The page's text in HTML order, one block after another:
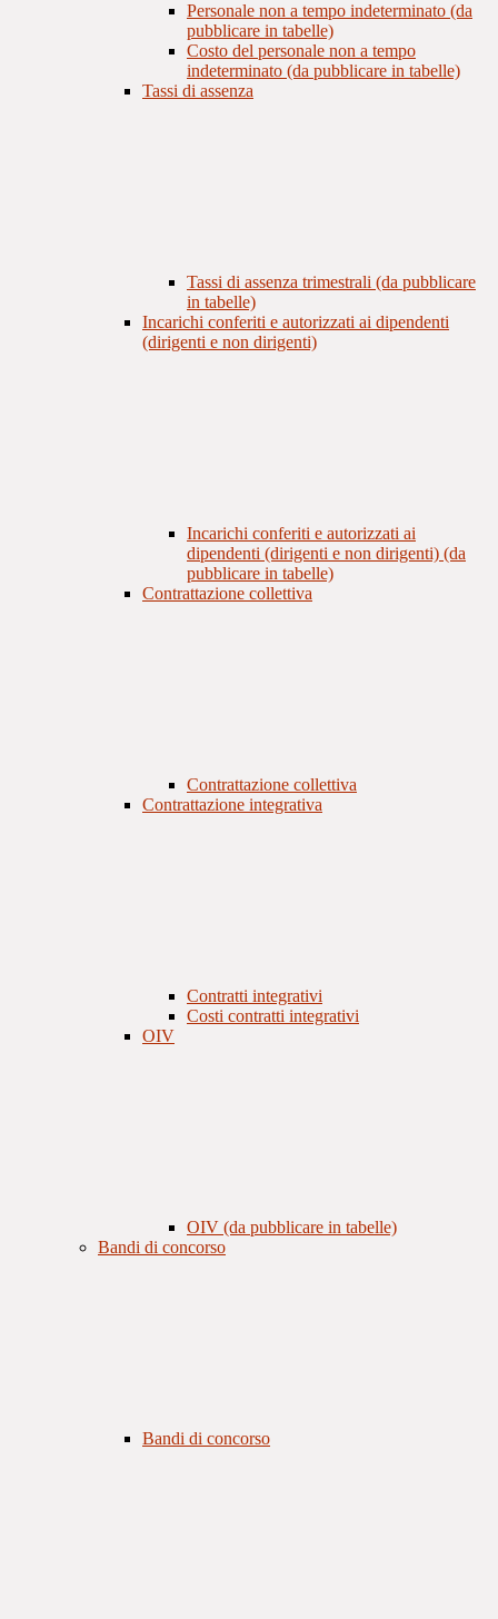
Personale non a tempo indeterminato (da
pubblicare in tabelle)
Costo del personale non a tempo
indeterminato (da pubblicare in tabelle)
Tassi di assenza
Tassi di assenza trimestrali (da pubblicare
in tabelle)
Incarichi conferiti e autorizzati ai dipendenti
(dirigenti e non dirigenti)
Incarichi conferiti e autorizzati ai
dipendenti (dirigenti e non dirigenti) (da
pubblicare in tabelle)
Contrattazione collettiva
Contrattazione collettiva
Contrattazione integrativa
Contratti integrativi
Costi contratti integrativi
OIV
OIV (da pubblicare in tabelle)
Bandi di concorso
Bandi di concorso